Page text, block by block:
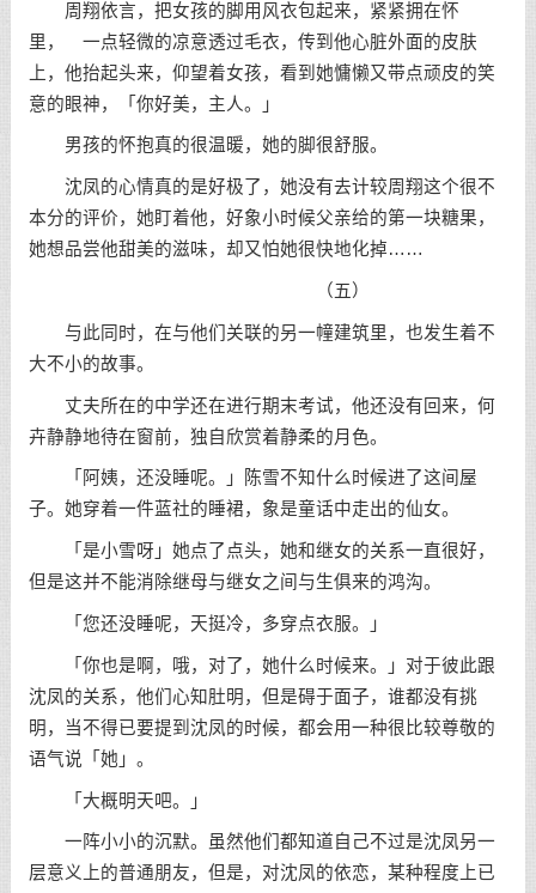
周翔依言，把女孩的脚用风衣包起来，紧紧拥在怀
里， 一点轻微的凉意透过毛衣，传到他心脏外面的皮肤
上，他抬起头来，仰望着女孩，看到她慵懒又带点顽皮的笑
意的眼神，「你好美，主人。」
男孩的怀抱真的很温暖，她的脚很舒服。
沈凤的心情真的是好极了，她没有去计较周翔这个很不
本分的评价，她盯着他，好象小时候父亲给的第一块糖果，
她想品尝他甜美的滋味，却又怕她很快地化掉……
（五）
与此同时，在与他们关联的另一幢建筑里，也发生着不
大不小的故事。
丈夫所在的中学还在进行期末考试，他还没有回来，何
卉静静地待在窗前，独自欣赏着静柔的月色。
「阿姨，还没睡呢。」陈雪不知什么时候进了这间屋
子。她穿着一件蓝社的睡裙，象是童话中走出的仙女。
「是小雪呀」她点了点头，她和继女的关系一直很好，
但是这并不能消除继母与继女之间与生俱来的鸿沟。
「您还没睡呢，天挺冷，多穿点衣服。」
「你也是啊，哦，对了，她什么时候来。」对于彼此跟
沈凤的关系，他们心知肚明，但是碍于面子，谁都没有挑
明，当不得已要提到沈凤的时候，都会用一种很比较尊敬的
语气说「她」。
「大概明天吧。」
一阵小小的沉默。虽然他们都知道自己不过是沈凤另一
层意义上的普通朋友，但是，对沈凤的依恋，某种程度上已